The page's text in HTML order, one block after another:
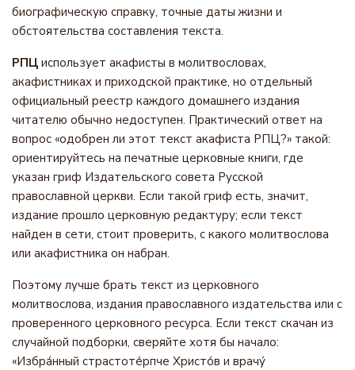
биографическую справку, точные даты жизни и
обстоятельства составления текста.
РПЦ использует акафисты в молитвословах,
акафистниках и приходской практике, но отдельный
официальный реестр каждого домашнего издания
читателю обычно недоступен. Практический ответ на
вопрос «одобрен ли этот текст акафиста РПЦ?» такой:
ориентируйтесь на печатные церковные книги, где
указан гриф Издательского совета Русской
православной церкви. Если такой гриф есть, значит,
издание прошло церковную редактуру; если текст
найден в сети, стоит проверить, с какого молитвослова
или акафистника он набран.
Поэтому лучше брать текст из церковного
молитвослова, издания православного издательства или с
проверенного церковного ресурса. Если текст скачан из
случайной подборки, сверяйте хотя бы начало:
«Избра́нный страстоте́рпче Христо́в и врачу́